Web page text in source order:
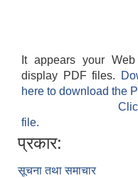
It appears your
display PDF files.
here to download the
file.
प्रकार:
सूचना तथा समाचार